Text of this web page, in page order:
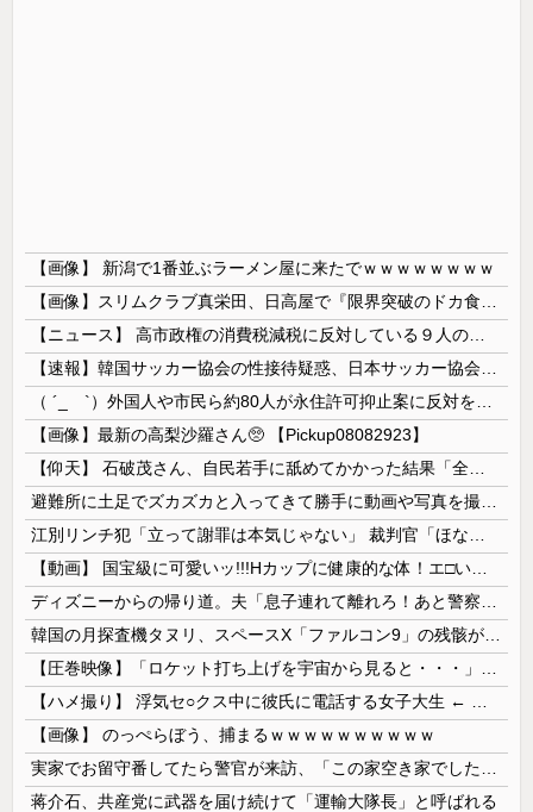
【画像】 新潟で1番並ぶラーメン屋に来たでｗｗｗｗｗｗｗｗ
【画像】最新の高梨沙羅さん🥺 【Pickup08082923】
【画像】 のっぺらぼう、捕まるｗｗｗｗｗｗｗｗｗｗ
蒋介石、共産党に武器を届け続けて「運輸大隊長」と呼ばれる